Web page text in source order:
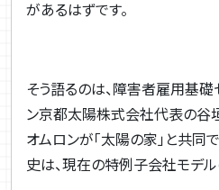
があるはずです。
そう語るのは、障害者雇用基礎
ン京都太陽株式会社代表の谷
オムロンが「太陽の家」と共
史は、現在の特例子会社モデル